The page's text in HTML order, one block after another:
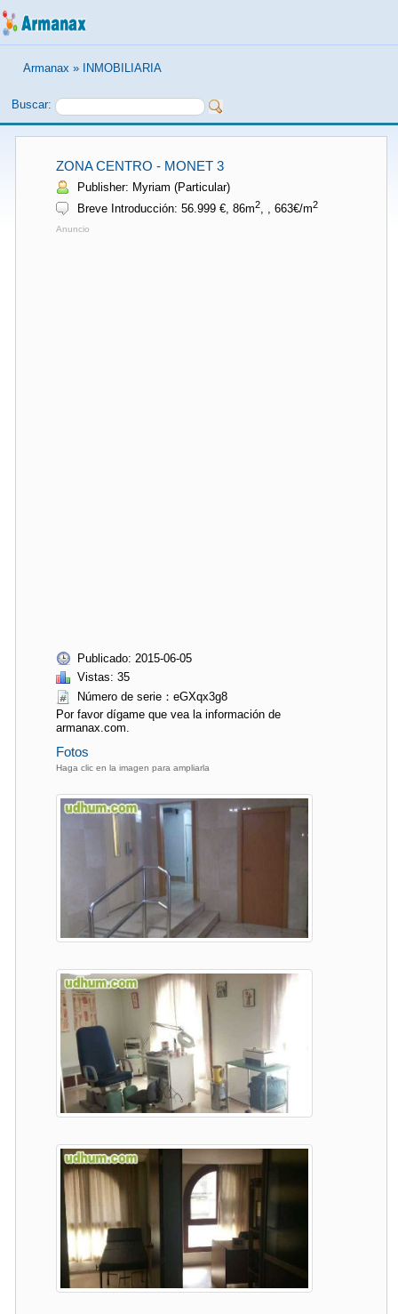
Armanax » INMOBILIARIA
Buscar:
ZONA CENTRO - MONET 3
Publisher: Myriam (Particular)
Breve Introducción: 56.999 €, 86m2, , 663€/m2
Anuncio
Publicado: 2015-06-05
Vistas: 35
Número de serie：eGXqx3g8
Por favor dígame que vea la información de
armanax.com.
Fotos
Haga clic en la imagen para ampliarla